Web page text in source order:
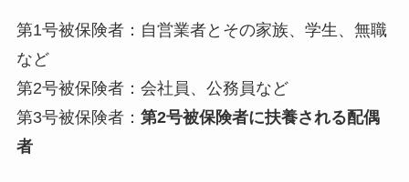
第1号被保険者：自営業者とその家族、学生、無職
など
第2号被保険者：会社員、公務員など
第3号被保険者： 第2号被保険者に扶養される配偶
者